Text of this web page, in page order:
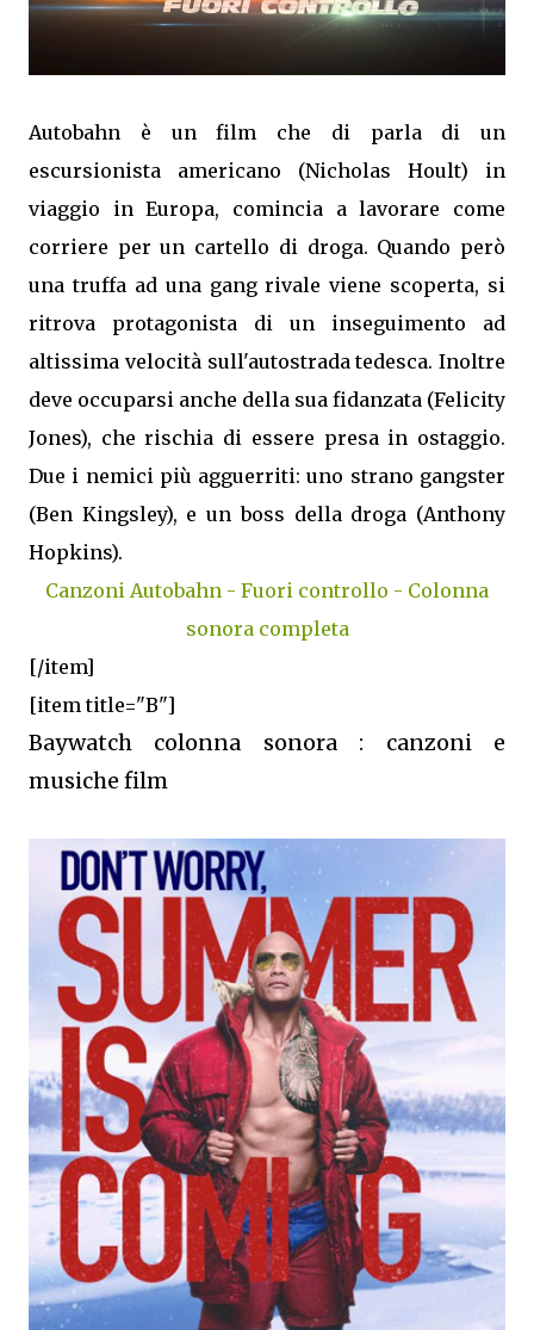
Autobahn è un film che di parla di un
escursionista americano (Nicholas Hoult) in
viaggio in Europa, comincia a lavorare come
corriere per un cartello di droga. Quando però
una truffa ad una gang rivale viene scoperta, si
ritrova protagonista di un inseguimento ad
altissima velocità sull'autostrada tedesca. Inoltre
deve occuparsi anche della sua fidanzata (Felicity
Jones), che rischia di essere presa in ostaggio.
Due i nemici più agguerriti: uno strano gangster
(Ben Kingsley), e un boss della droga (Anthony
Hopkins).
Canzoni Autobahn - Fuori controllo - Colonna
sonora completa
[/item]
[item title="B"]
Baywatch colonna sonora : canzoni e
musiche film